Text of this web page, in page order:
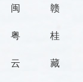
闽
赣
粤
桂
云
藏